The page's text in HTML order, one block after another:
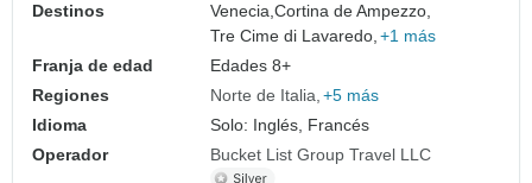
Destinos
Venecia,Cortina de Ampezzo,
Tre Cime di Lavaredo, +1 más
Franja de edad
Edades 8+
Regiones
Norte de Italia +5 más
Idioma
Solo: Inglés, Francés
Operador
Bucket List Group Travel LLC